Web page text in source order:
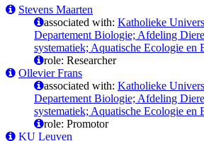
Stevens Maarten
associated with: Katholieke
Departement Biologie; Afdeling
systematiek; Aquatische Ecologie en
role: Researcher
Ollevier Frans
associated with: Katholieke
Departement Biologie; Afdeling
systematiek; Aquatische Ecologie en
role: Promotor
KU Leuven